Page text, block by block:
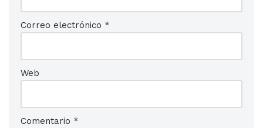
Correo electrónico *
Web
Comentario *